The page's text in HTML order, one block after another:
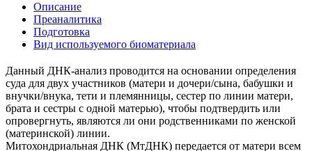
Описание
Преаналитика
Подготовка
Вид используемого биоматериала
Данный ДНК-анализ проводится на основании определения
суда для двух участников (матери и дочери/сына, бабушки и
внучки/внука, тети и племянницы, сестер по линии матери,
брата и сестры с одной матерью), чтобы подтвердить или
опровергнуть, являются ли они родственниками по женской
(материнской) линии.
Митохондриальная ДНК (МтДНК) передается от матери всем